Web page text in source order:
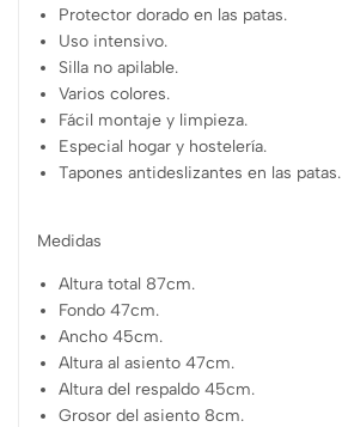
Protector dorado en las patas.
Uso intensivo.
Silla no apilable.
Varios colores.
Fácil montaje y limpieza.
Especial hogar y hostelería.
Tapones antideslizantes en las patas.
Medidas
Altura total 87cm.
Fondo 47cm.
Ancho 45cm.
Altura al asiento 47cm.
Altura del respaldo 45cm.
Grosor del asiento 8cm.